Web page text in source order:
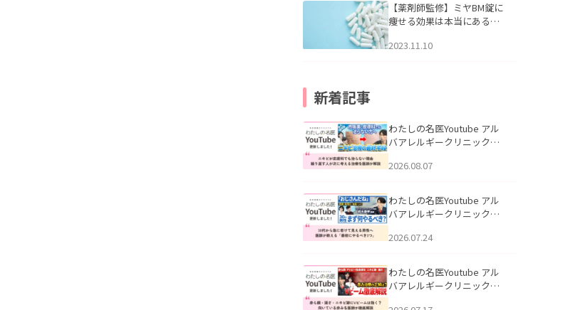
【薬剤師監修】ミヤBM錠に
痩せる効果は本当にある
2023.11.10
新着記事
わたしの名医Youtube アル
バアレルギークリニック札
らない理由｜繰り返す人が
説」を公開いたしました。
2026.08.07
わたしの名医Youtube アル
バアレルギークリニック札
える男性へ｜医師が教える
公開いたしました。
2026.07.24
わたしの名医Youtube アル
バアレルギークリニック札